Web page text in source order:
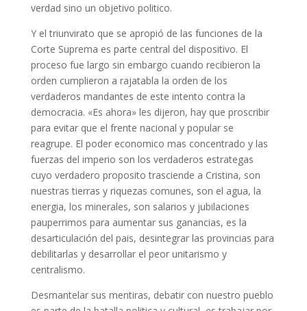
verdad sino un objetivo politico.
Y el triunvirato que se apropió de las funciones de la
Corte Suprema es parte central del dispositivo. El
proceso fue largo sin embargo cuando recibieron la
orden cumplieron a rajatabla la orden de los
verdaderos mandantes de este intento contra la
democracia. «Es ahora» les dijeron, hay que proscribir
para evitar que el frente nacional y popular se
reagrupe. El poder economico mas concentrado y las
fuerzas del imperio son los verdaderos estrategas
cuyo verdadero proposito trasciende a Cristina, son
nuestras tierras y riquezas comunes, son el agua, la
energia, los minerales, son salarios y jubilaciones
pauperrimos para aumentar sus ganancias, es la
desarticulación del pais, desintegrar las provincias para
debilitarlas y desarrollar el peor unitarismo y
centralismo.
Desmantelar sus mentiras, debatir con nuestro pueblo